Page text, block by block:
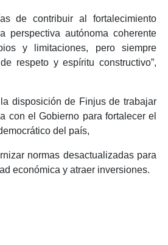
de contribuir al fortalecimiento
perspectiva autónoma coherente
y limitaciones, pero siempre
respeto y espíritu constructivo”,
disposición de Finjus de trabajar
con el Gobierno para fortalecer el
del país,
normas desactualizadas para
económica y atraer inversiones.